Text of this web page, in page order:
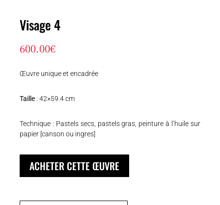
Visage 4
600.00€
Œuvre unique et encadrée
Taille : 42×59.4 cm
Technique : Pastels secs, pastels gras, peinture à l’huile sur
papier [canson ou ingres]
ACHETER CETTE ŒUVRE